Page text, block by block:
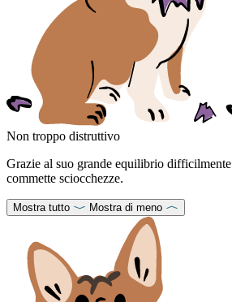
Non troppo distruttivo
Grazie al suo grande equilibrio difficilmente
commette sciocchezze.
Mostra tutto Mostra di meno